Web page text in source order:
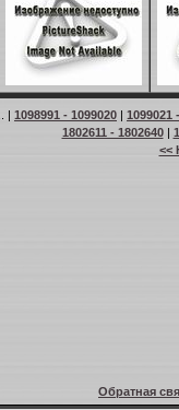
| 1098991 - 1099020 | 1099021
1802611 - 1802640|
<<
Обратная